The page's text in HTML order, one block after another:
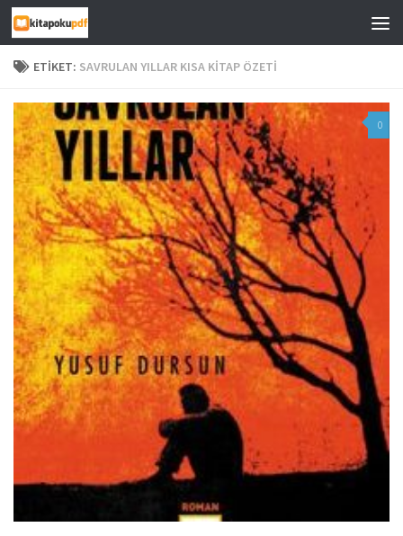
Skip to content
ETIKET: SAVRULAN YILLAR KISA KITAP ÖZETI
0